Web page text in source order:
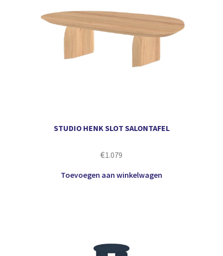
STUDIO HENK SLOT SALONTAFEL
€1.079
Toevoegen aan winkelwagen